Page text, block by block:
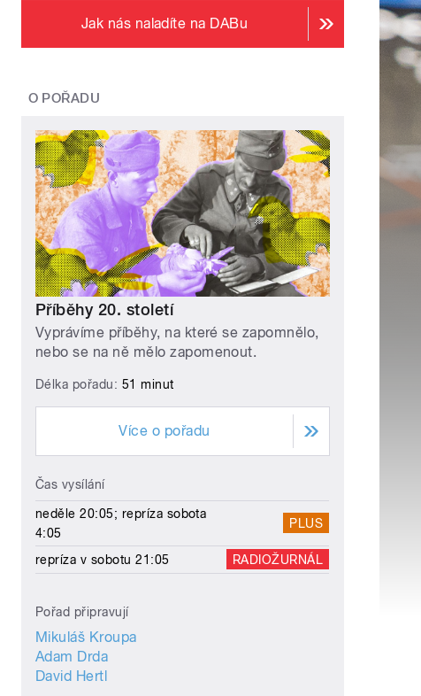
Jak nás naladíte na DABu
O POŘADU
Příběhy 20. století
Vyprávíme příběhy, na které se zapomnělo,
nebo se na ně mělo zapomenout.
Délka pořadu: 51 minut
Více o pořadu
Čas vysílání
neděle 20:05; repríza sobota
4:05
PLUS
repríza v sobotu 21:05 RADIOŽURNÁL
Pořad připravují
Mikuláš Kroupa
Adam Drda
David Hertl